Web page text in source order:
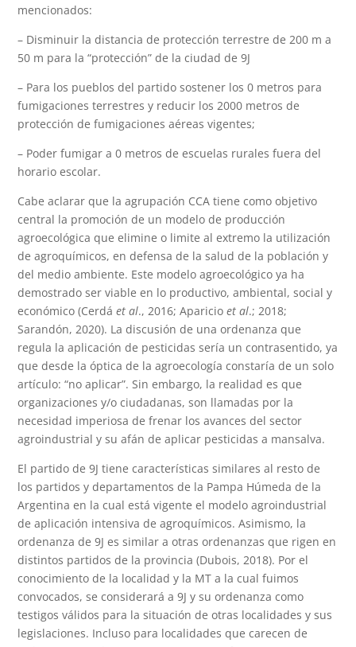
mencionados:
– Disminuir la distancia de protección terrestre de 200 m a
50 m para la “protección” de la ciudad de 9J
– Para los pueblos del partido sostener los 0 metros para
fumigaciones terrestres y reducir los 2000 metros de
protección de fumigaciones aéreas vigentes;
– Poder fumigar a 0 metros de escuelas rurales fuera del
horario escolar.
Cabe aclarar que la agrupación CCA tiene como objetivo
central la promoción de un modelo de producción
agroecológica que elimine o limite al extremo la utilización
de agroquímicos, en defensa de la salud de la población y
del medio ambiente. Este modelo agroecológico ya ha
demostrado ser viable en lo productivo, ambiental, social y
económico (Cerdáet al., 2016; Aparicioet al.; 2018;
Sarandón, 2020). La discusión de una ordenanza que
regula la aplicación de pesticidas sería un contrasentido, ya
que desde la óptica de la agroecología constaría de un solo
artículo: “no aplicar”. Sin embargo, la realidad es que
organizaciones y/o ciudadanas, son llamadas por la
necesidad imperiosa de frenar los avances del sector
agroindustrial y su afán de aplicar pesticidas a mansalva.
El partido de 9J tiene características similares al resto de
los partidos y departamentos de la Pampa Húmeda de la
Argentina en la cual está vigente el modelo agroindustrial
de aplicación intensiva de agroquímicos. Asimismo, la
ordenanza de 9J es similar a otras ordenanzas que rigen en
distintos partidos de la provincia (Dubois, 2018). Por el
conocimiento de la localidad y la MT a la cual fuimos
convocados, se considerará a 9J y su ordenanza como
testigos válidos para la situación de otras localidades y sus
legislaciones. Incluso para localidades que carecen de